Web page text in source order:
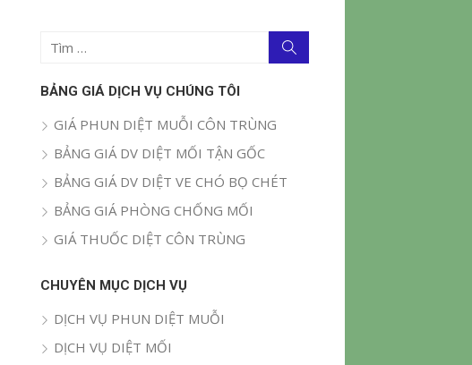
Tìm
quả
kiếm
BẢNG GIÁ DỊCH VỤ CHÚNG TÔI
GIÁ PHUN DIỆT MUỖI CÔN TRÙNG
BẢNG GIÁ DV DIỆT MỐI TẬN GỐC
BẢNG GIÁ DV DIỆT VE CHÓ BỌ CHÉT
BẢNG GIÁ PHÒNG CHỐNG MỐI
GIÁ THUỐC DIỆT CÔN TRÙNG
CHUYÊN MỤC DỊCH VỤ
DỊCH VỤ PHUN DIỆT MUỖI
DỊCH VỤ DIỆT MỐI